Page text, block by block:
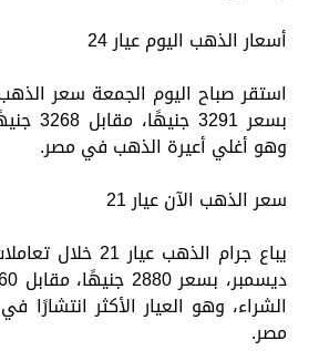
أسعار الذهب اليوم عيار 24
بسعر
وهو أغلي أعيرة الذهب في مصر.
سعر الذهب الآن عيار 21
الشراء، وهو العيار الأكثر
مصر.